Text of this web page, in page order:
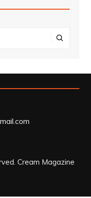
Cream Magazine